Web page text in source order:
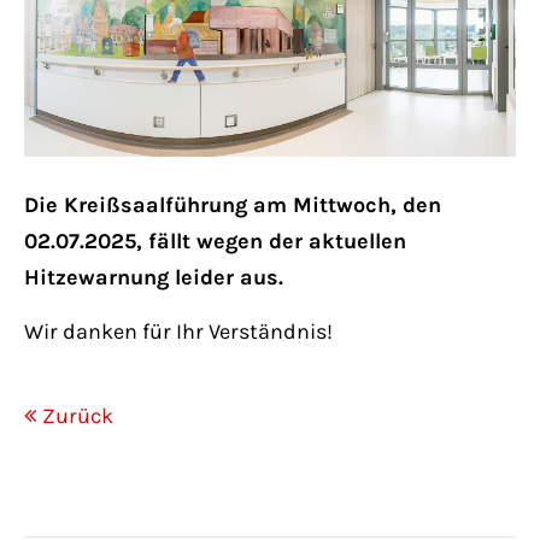
Lorem ipsum dolor sit amet:
24h/ 365days
We offer support for our customers
Mon - Fri 8:00am - 5:00pm
Get in touch
Die Kreißsaalführung am Mittwoch, den
02.07.2025, fällt wegen der aktuellen
Hitzewarnung leider aus.
Wir danken für Ihr Verständnis!
Zurück